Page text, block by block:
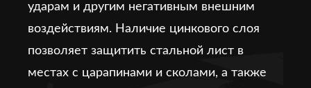
ударам и другим негативным внешним
воздействиям. Наличие цинкового слоя
позволяет защитить стальной лист в
местах с царапинами и сколами, а также